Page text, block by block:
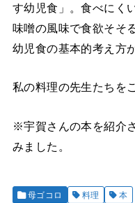
す幼児食」。食べにく
味噌の風味で食欲そそ
幼児食の基本的考え方
私の料理の先生たちを
※宇賀さんの本を紹介
みました。
母ゴコロ 料理 本